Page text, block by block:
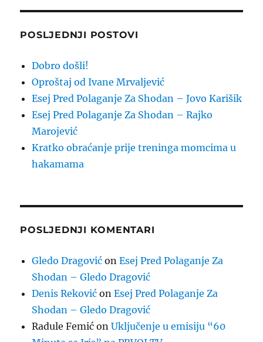
POSLJEDNJI POSTOVI
Dobro došli!
Oproštaj od Ivane Mrvaljević
Esej Pred Polaganje Za Shodan – Jovo Karišik
Esej Pred Polaganje Za Shodan – Rajko
Marojević
Kratko obraćanje prije treninga momcima u
hakamama
POSLJEDNJI KOMENTARI
Gledo Dragović onEsej Pred Polaganje Za
Shodan – Gledo Dragović
Denis Reković onEsej Pred Polaganje Za
Shodan – Gledo Dragović
Radule Femić onUključenje u emisiju “60